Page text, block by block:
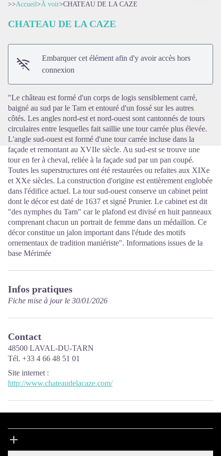
>>Accueil>À voir>CHATEAU DE LA CAZE
CHATEAU DE LA CAZE
Embarquer cet élément afin d'y avoir accès hors
connexion
"Le château est formé d'un corps de logis sensiblement carré,
baigné au sud par le Tarn et entouré d'un fossé sur les autres
côtés. Les angles nord-est et nord-ouest sont cantonnés de tours
circulaires entre lesquelles fait saillie une tour carrée plus élevée.
L'angle sud-ouest est formé d'une tour carrée incluse dans la
façade et remontant au XVIIe siècle. Au sud-est se trouve une
tour en fer à cheval, reliée à la façade sud par un pan coupé.
Toutes les superstructures ont été restaurées ou refaites aux XIXe
et XXe siècles. La construction d'origine est entièrement englobée
dans l'édifice actuel. La tour sud-ouest conserve un cabinet peint
dont le décor est daté de 1637 et signé Prunier. Le cabinet est dit
"des nymphes du Tarn" car le plafond est divisé en huit panneaux
comprenant chacun un portrait de femme dans un médaillon. Ce
décor constitue un jalon important dans l'étude des motifs
ornementaux de tradition maniériste". Informations issues de la
base Mérimée
Infos pratiques
Fiche mise à jour le 30/01/2026
Contact
48500 LAVAL-DU-TARN
Tél. +33 4 66 48 51 01
Site internet :
http://www.chateaudelacaze.com/